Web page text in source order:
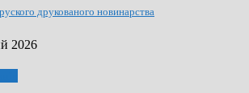
друкованого новинарства
2026